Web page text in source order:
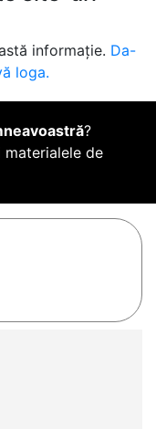
informație. Da-
loga.
?
materialele de